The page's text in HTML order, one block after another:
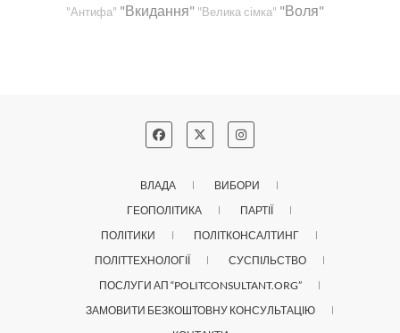
"Антифа" "Вкидання" "Велика сімка" "Воля"
ВЛАДА
ВИБОРИ
ГЕОПОЛІТИКА
ПАРТІЇ
ПОЛІТИКИ
ПОЛІТКОНСАЛТИНГ
ПОЛІТТЕХНОЛОГІЇ
СУСПІЛЬСТВО
ПОСЛУГИ АП “POLITCONSULTANT.ORG”
ЗАМОВИТИ БЕЗКОШТОВНУ КОНСУЛЬТАЦІЮ